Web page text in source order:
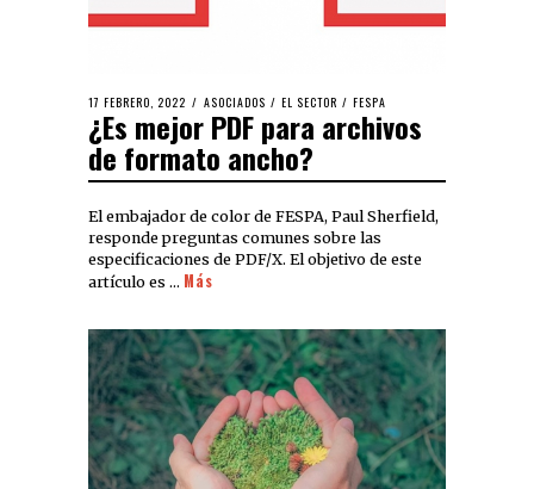
17 FEBRERO, 2022 ASOCIADOS / EL SECTOR / FESPA
¿Es mejor PDF para archivos
de formato ancho?
El embajador de color de FESPA, Paul Sherfield,
responde preguntas comunes sobre las
especificaciones de PDF/X. El objetivo de este
artículo es … Más